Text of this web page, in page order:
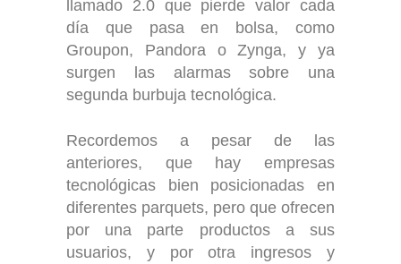
llamado 2.0 que pierde valor cada
día que pasa en bolsa, como
Groupon, Pandora o Zynga, y ya
surgen las alarmas sobre una
segunda burbuja tecnológica.
Recordemos a pesar de las
anteriores, que hay empresas
tecnológicas bien posicionadas en
diferentes parquets, pero que ofrecen
por una parte productos a sus
usuarios, y por otra ingresos y